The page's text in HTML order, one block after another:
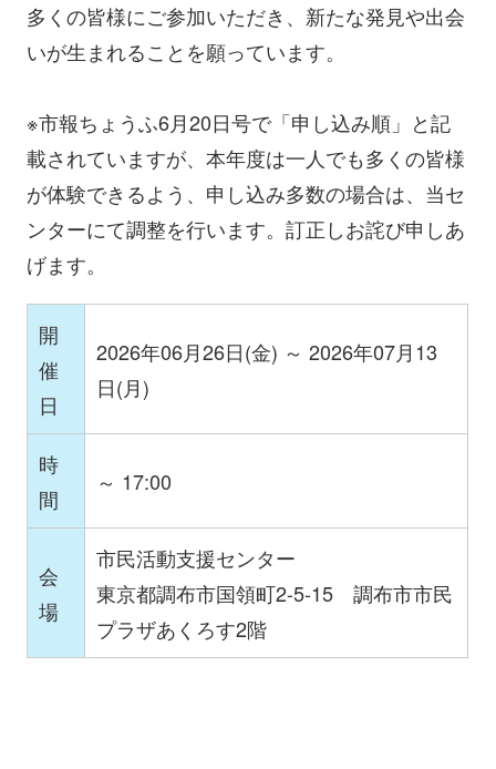
多くの皆様にご参加いただき、新たな発見や出会
いが生まれることを願っています。
※市報ちょうふ6月20日号で「申し込み順」と記
載されていますが、本年度は一人でも多くの皆様
が体験できるよう、申し込み多数の場合は、当セ
ンターにて調整を行います。訂正しお詫び申しあ
げます。
開
催
日
2026年06月26日(金) ～ 2026年07月13
日(月)
時
間
～ 17:00
会
場
市民活動支援センター
東京都調布市国領町2-5-15 調布市市民
プラザあくろす2階